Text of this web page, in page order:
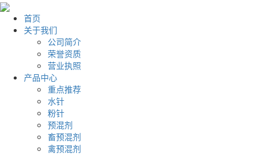
首页
关于我们
公司简介
荣誉资质
营业执照
产品中心
重点推荐
水针
粉针
预混剂
畜预混剂
禽预混剂